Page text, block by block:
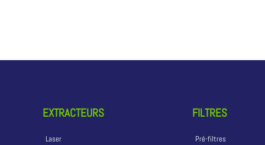
EXTRACTEURS
Laser
FILTRES
Pré-filtres